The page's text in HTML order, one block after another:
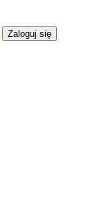
Zaloguj się